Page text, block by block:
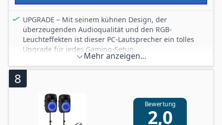
UPGRADE – Mit seinem kühnen Design, der
überzeugenden Audioqualität und den RGB-
Leuchteffekten ist dieser PC-Lautsprecher ein tolles
Upgrade für jedes Gaming-Setup
STEREOSOUND – Der Lautsprecher produziert eine
Spitzenleistung von 12 W (6 W RMS) und ist damit eine
oder -PC.
FARBENFROHE SOUNDS – Trotz Camouflage-Design
hebt sich dieses Set dank RGB-Beleuchtung von der
Masse ab. Sie leuchtet in 16,8 Millionen Farben und
Mehr anzeigen...
8
Bewertung
2,0